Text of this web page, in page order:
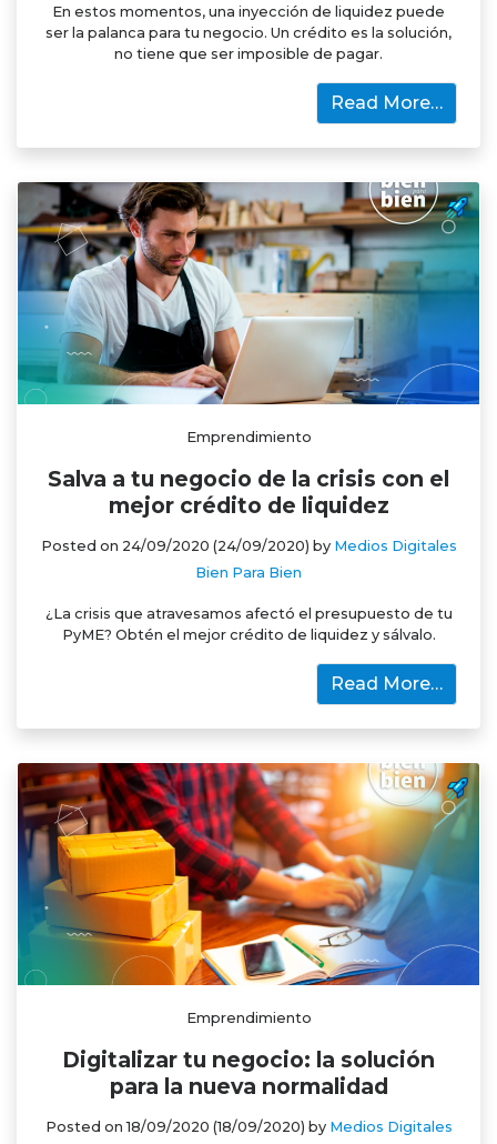
En estos momentos, una inyección de liquidez puede
ser la palanca para tu negocio. Un crédito es la solución,
no tiene que ser imposible de pagar.
Read More…
Emprendimiento
Salva a tu negocio de la crisis con el
mejor crédito de liquidez
Posted on 24/09/2020 (24/09/2020) byMedios Digitales
Bien Para Bien
¿La crisis que atravesamos afectó el presupuesto de tu
PyME? Obtén el mejor crédito de liquidez y sálvalo.
Read More…
Emprendimiento
Digitalizar tu negocio: la solución
para la nueva normalidad
Posted on18/09/2020 (18/09/2020) byMedios Digitales